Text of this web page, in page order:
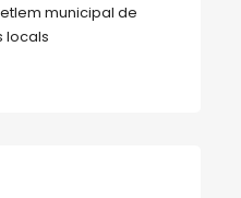
municipal de
locals